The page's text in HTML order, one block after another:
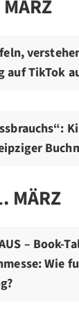
auf TikTok
MÄRZ
– Book-
Wie